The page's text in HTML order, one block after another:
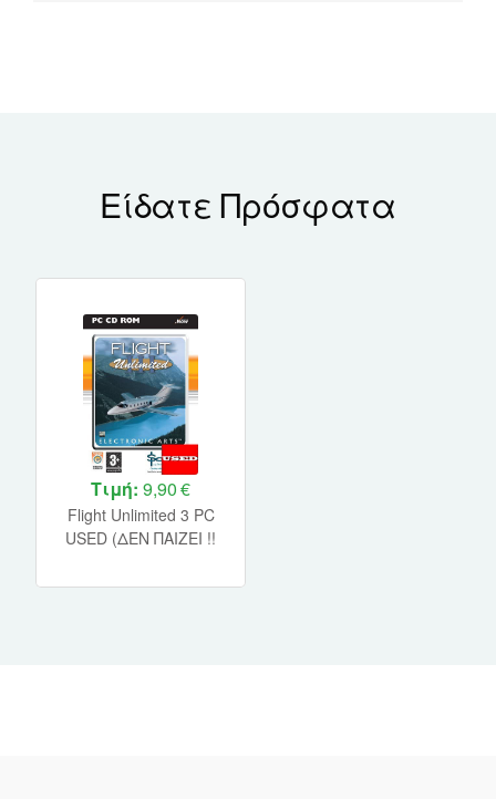
Είδατε Πρόσφατα
Τιμή: 9,90 €
Flight Unlimited 3 PC
USED (ΔΕΝ ΠΑΙΖΕΙ !!